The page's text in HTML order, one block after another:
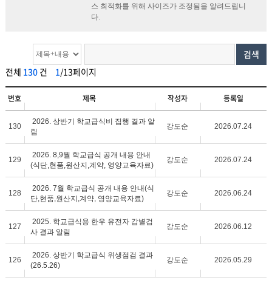
스 최적화를 위해 사이즈가 조정됨을 알려드립니
다.
전체 130 건 1 /13페이지
검색
번호 제목 작성자 등록일
130
2026. 상반기 학교급식비 집행 결과 알
림
강도순 2026.07.24
129
2026. 8,9월 학교급식 공개 내용 안내
(식단,현품,원산지,계약, 영양교육자료)
강도순 2026.07.24
128
2026. 7월 학교급식 공개 내용 안내(식
단,현품,원산지,계약, 영양교육자료)
강도순 2026.06.24
127
2025. 학교급식용 한우 유전자 감별검
사 결과 알림
강도순 2026.06.12
126
2026. 상반기 학교급식 위생점검 결과
(26.5.26)
강도순 2026.05.29